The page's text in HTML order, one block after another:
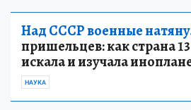
Над СССР военные
пришельцев: как страна
искала и изучала
НАУКА